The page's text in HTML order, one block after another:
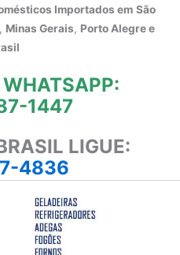
Importados em São
, Minas Gerais, Porto Alegre e
1447
LIGUE:
4836